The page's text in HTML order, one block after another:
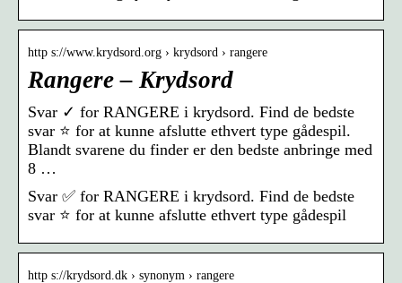
http s://www.krydsord.org › krydsord › rangere
Rangere – Krydsord
Svar ✓ for RANGERE i krydsord. Find de bedste
svar ⭐ for at kunne afslutte ethvert type gådespil.
Blandt svarene du finder er den bedste anbringe med
8 …
Svar ✅ for RANGERE i krydsord. Find de bedste
svar ⭐ for at kunne afslutte ethvert type gådespil
http s://krydsord.dk › synonym › rangere